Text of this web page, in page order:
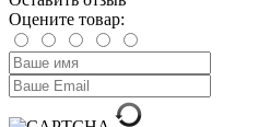
Оцените товар: